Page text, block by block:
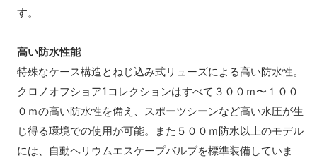
す。
高い防水性能
特殊なケース構造とねじ込み式リューズによる高い防水性。
クロノオフショア1コレクションはすべて３００ｍ〜１００
０ｍの高い防水性を備え、スポーツシーンなど高い水圧が生
じ得る環境での使用が可能。また５００ｍ防水以上のモデル
には、自動ヘリウムエスケープバルブを標準装備していま